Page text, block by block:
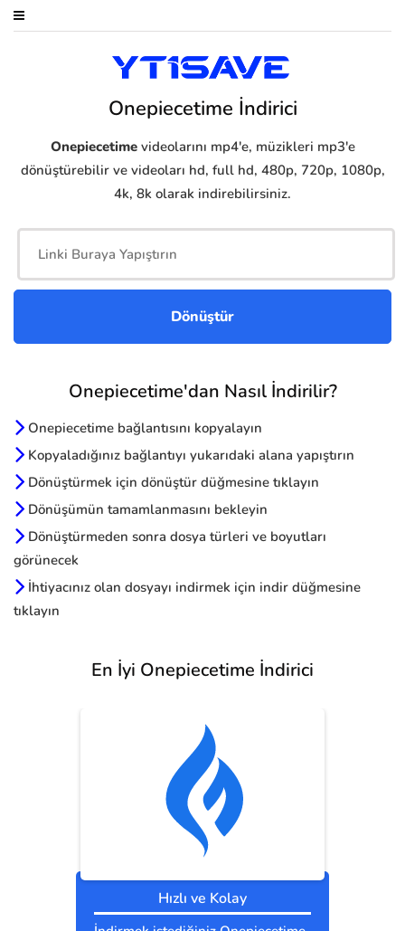
Onepiecetime İndirici
Onepiecetimevideolarını mp4'e, müzikleri mp3'e
dönüştürebilir ve videoları hd, full hd, 480p, 720p, 1080p,
4k, 8k olarak indirebilirsiniz.
Onepiecetime'dan Nasıl İndirilir?
Onepiecetime bağlantısını kopyalayın
Kopyaladığınız bağlantıyı yukarıdaki alana yapıştırın
Dönüştürmek için dönüştür düğmesine tıklayın
Dönüşümün tamamlanmasını bekleyin
Dönüştürmeden sonra dosya türleri ve boyutları
görünecek
İhtiyacınız olan dosyayı indirmek için indir düğmesine
tıklayın
En İyi Onepiecetime İndirici
Hızlı ve Kolay